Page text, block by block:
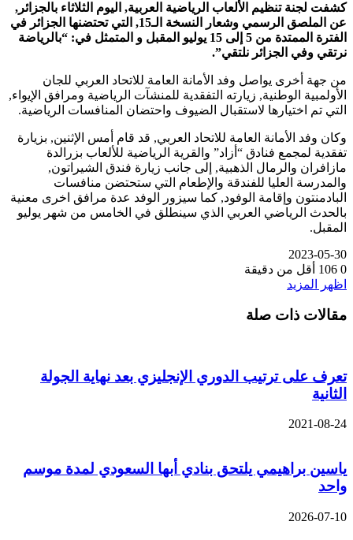
كشفت لجنة تنظيم الألعاب الرياضية العربية, اليوم الثلاثاء بالجزائر,
عن الملصق الرسمي وشعار النسخة الـ15, التي تحتضنها الجزائر في
الفترة الممتدة من 5 إلى 15 يوليو المقبل و المتمثل في: “بالرياضة
نرتقي وفي الجزائر نلتقي”.
من جهة أخرى يواصل وفد الأمانة العامة للاتحاد العربي للجان
الأولمبية الوطنية, زيارته التفقدية للمنشآت الرياضية ومرافق الإيواء,
التي تم اختيارها لاستقبال الضيوف واحتضان المنافسات الرياضية.
وكان وفد الأمانة العامة للاتحاد العربي, قد قام أمس الإثنين, بزيارة
تفقدية لمجمع فنادق “أزاد” والقرية الرياضية للألعاب بزرالدة
مازافران والرمال الذهبية, إلى جانب زيارة فندق الشيراتون,
والمدرسة العليا للفندقة والإطعام التي ستحتضن منافسات
البادمنتون وإقامة الوفود, كما سيزور الوفد عدة مرافق اخرى معنية
بالحدث الرياضي العربي الذي سينطلق في الخامس من شهر يوليو
المقبل.
2023-05-30
0
أقل من دقيقة
اظهر المزيد
مقالات ذات صلة
تعرف على ترتيب الدوري الإنجليزي بعد نهاية الجولة
الثانية
2021-08-24
ياسين براهيمي يلتحق بنادي أبها السعودي لمدة موسم
واحد
2026-07-10